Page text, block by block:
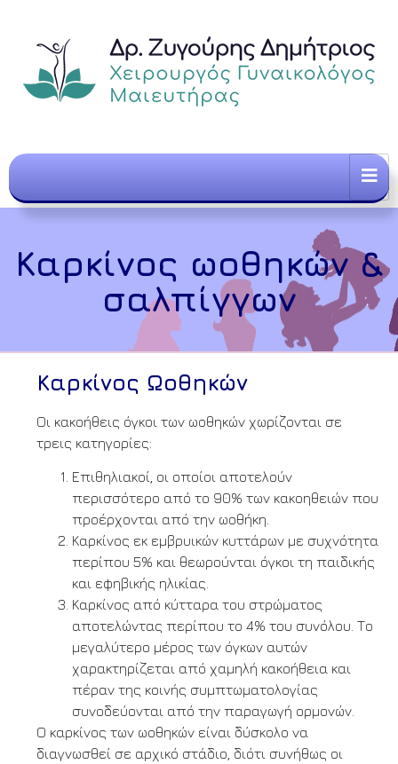
Καρκίνος ωοθηκών &
σαλπίγγων
Καρκίνος Ωοθηκών
Οι κακοήθεις όγκοι των ωοθηκών χωρίζονται σε
τρεις κατηγορίες:
Επιθηλιακοί, οι οποίοι αποτελούν
περισσότερο από το 90% των κακοηθειών που
προέρχονται από την ωοθήκη.
Καρκίνος εκ εμβρυικών κυττάρων με συχνότητα
περίπου 5% και θεωρούνται όγκοι τη παιδικής
και εφηβικής ηλικίας.
Καρκίνος από κύτταρα του στρώματος
αποτελώντας περίπου το 4% του συνόλου. Το
μεγαλύτερο μέρος των όγκων αυτών
χαρακτηρίζεται από χαμηλή κακοήθεια και
πέραν της κοινής συμπτωματολογίας
συνοδεύονται από την παραγωγή ορμονών.
Ο καρκίνος των ωοθηκών είναι δύσκολο να
διαγνωσθεί σε αρχικό στάδιο, διότι συνήθως οι